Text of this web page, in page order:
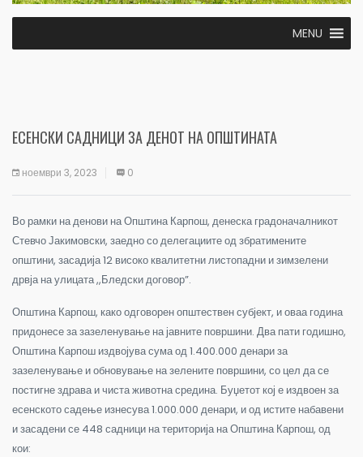
MENU
ЕСЕНСКИ САДНИЦИ ЗА ДЕНОТ НА ОПШТИНАТА
ноември 3, 2023 0
Во рамки на денови на Општина Карпош, денеска градоначалникот
Стевчо Јакимовски, заедно со делегациите од збратимените
општини, засадија 12 високо квалитетни листопадни и зимзелени
дрвја на улицата ,,Бледски договор”.
Општина Карпош, како одговорен општествен субјект, и оваа година
придонесе за зазеленување на јавните површини. Два пати годишно,
Општина Карпош издвојува сума од 1.400.000 денари за
зазеленување и обновување на зелените површини, со цел да се
постигне здрава и чиста животна средина. Буџетот кој е издвоен за
есенското садење изнесува 1.000.000 денари, и од истите набавени
и засадени се 448 садници на територија на Општина Карпош, од
кои: